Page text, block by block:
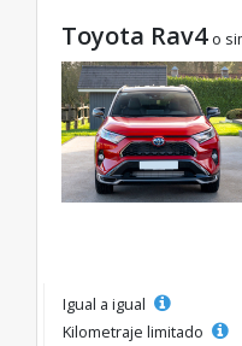
Toyota Rav4 o
Igual a igual
Kilometraje limitado